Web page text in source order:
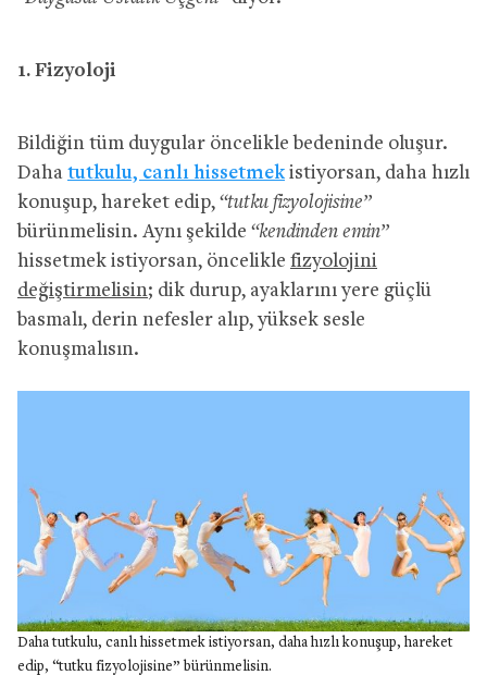
1. Fizyoloji
Bildiğin tüm duygular öncelikle bedeninde oluşur.
Daha tutkulu, canlı hissetmek istiyorsan, daha hızlı
konuşup, hareket edip, “tutku fizyolojisine”
bürünmelisin. Aynı şekilde “kendinden emin”
hissetmek istiyorsan, öncelikle fizyolojini
değiştirmelisin; dik durup, ayaklarını yere güçlü
basmalı, derin nefesler alıp, yüksek sesle
konuşmalısın.
Daha tutkulu, canlı hissetmek istiyorsan, daha hızlı konuşup, hareket
edip, “tutku fizyolojisine” bürünmelisin.